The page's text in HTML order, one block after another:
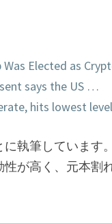
Was Elected as
says the US …
hits lowest
執筆しています
が高く、元本割